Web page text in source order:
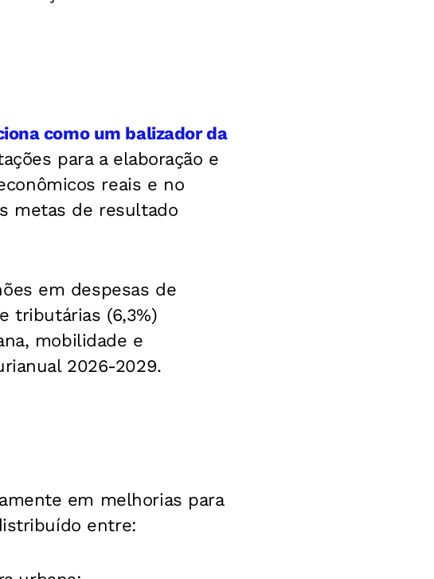
como um balizador da
para a elaboração e
reais e no
metas de resultado
em despesas de
tributárias (6,3%)
mobilidade e
2026-2029.
em melhorias para
entre: